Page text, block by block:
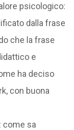
psicologico:
dalla frase
che la frase
e
ha deciso
con buona
come sa